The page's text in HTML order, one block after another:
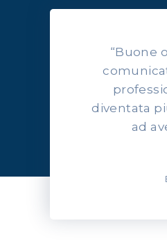
“Buone
diventata
ad